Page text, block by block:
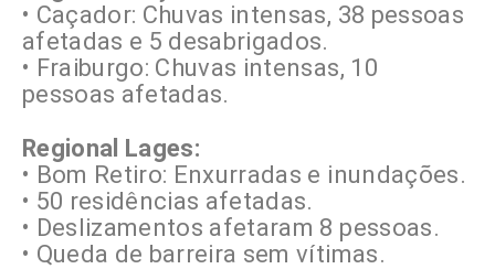
• Caçador: Chuvas intensas, 38 pessoas
afetadas e 5 desabrigados.
• Fraiburgo: Chuvas intensas, 10
pessoas afetadas.
Regional Lages:
• Bom Retiro: Enxurradas e inundações.
• 50 residências afetadas.
• Deslizamentos afetaram 8 pessoas.
• Queda de barreira sem vítimas.